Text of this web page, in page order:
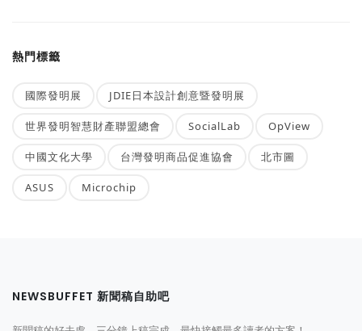
熱門標籤
國際發明展 JDIE日本設計創意暨發明展
世界發明智慧財產聯盟總會 SocialLab OpView
中國文化大學 台灣發明商品促進協會 北市圖
ASUS Microchip
NEWSBUFFET 新聞稿自助吧